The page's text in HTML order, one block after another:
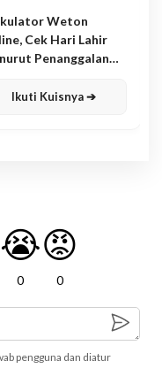
Weton
Cek Hari Lahir
Penanggalan
Ikuti Kuisnya ➔
😭
0
😡
0
pengguna dan diatur